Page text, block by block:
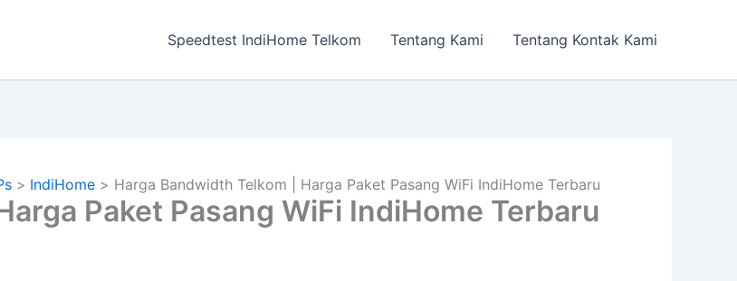
Speedtest IndiHome Telkom Tentang Kami Tentang Kontak Kami
IndiHome Harga Bandwidth Telkom | Harga Paket Pasang WiFi IndiHome Terbaru
Paket Pasang WiFi IndiHome Terbaru